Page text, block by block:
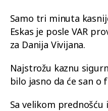
Samo tri minuta
Eskas je posle VAR
za Danija Vivijana.
Najstrožu kaznu
bilo jasno da će san
Sa velikom prednošću